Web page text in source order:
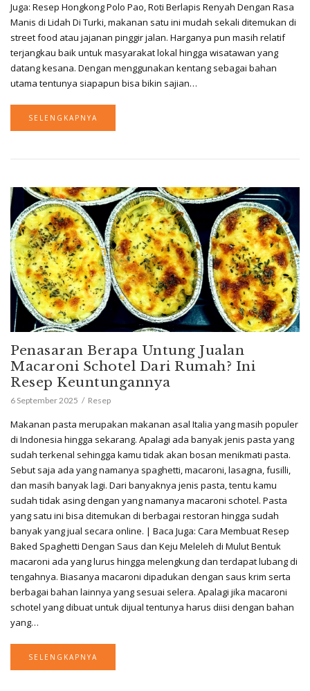
Juga: Resep Hongkong Polo Pao, Roti Berlapis Renyah Dengan Rasa
Manis di Lidah Di Turki, makanan satu ini mudah sekali ditemukan di
street food atau jajanan pinggir jalan. Harganya pun masih relatif
terjangkau baik untuk masyarakat lokal hingga wisatawan yang
datang kesana. Dengan menggunakan kentang sebagai bahan
utama tentunya siapapun bisa bikin sajian…
SELENGKAPNYA
Penasaran Berapa Untung Jualan
Macaroni Schotel Dari Rumah? Ini
Resep Keuntungannya
6 September 2025 Resep
Makanan pasta merupakan makanan asal Italia yang masih populer
di Indonesia hingga sekarang. Apalagi ada banyak jenis pasta yang
sudah terkenal sehingga kamu tidak akan bosan menikmati pasta.
Sebut saja ada yang namanya spaghetti, macaroni, lasagna, fusilli,
dan masih banyak lagi. Dari banyaknya jenis pasta, tentu kamu
sudah tidak asing dengan yang namanya macaroni schotel. Pasta
yang satu ini bisa ditemukan di berbagai restoran hingga sudah
banyak yang jual secara online. | Baca Juga: Cara Membuat Resep
Baked Spaghetti Dengan Saus dan Keju Meleleh di Mulut Bentuk
macaroni ada yang lurus hingga melengkung dan terdapat lubang di
tengahnya. Biasanya macaroni dipadukan dengan saus krim serta
berbagai bahan lainnya yang sesuai selera. Apalagi jika macaroni
schotel yang dibuat untuk dijual tentunya harus diisi dengan bahan
yang…
SELENGKAPNYA